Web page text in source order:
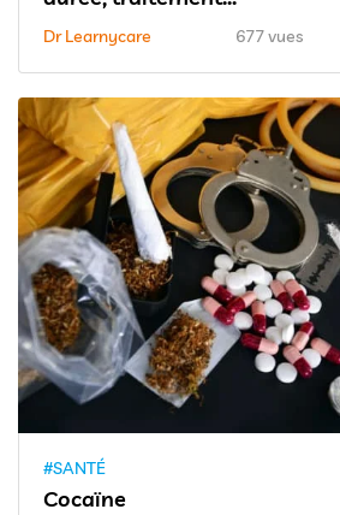
Dr Learnycare 677 vues
#SANTÉ
Cocaïne